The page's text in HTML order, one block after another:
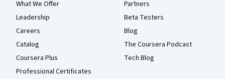
What We Offer
Leadership
Careers
Catalog
Coursera Plus
Professional Certificates
Partners
Beta Testers
Blog
The Coursera Podcast
Tech Blog